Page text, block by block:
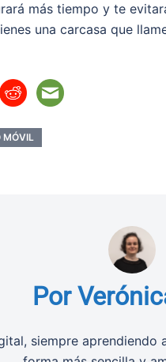
más tiempo y te
una carcasa que
MÓVIL
Por
siempre